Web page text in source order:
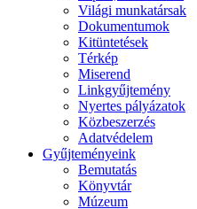
Világi munkatársak
Dokumentumok
Kitüntetések
Térkép
Miserend
Linkgyűjtemény
Nyertes pályázatok
Közbeszerzés
Adatvédelem
Gyűjteményeink
Bemutatás
Könyvtár
Múzeum